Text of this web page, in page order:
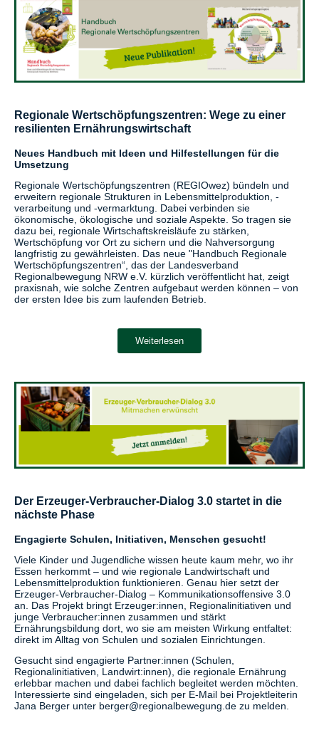
Regionale Wertschöpfungszentren: Wege zu einer
resilienten Ernährungswirtschaft
Neues Handbuch mit Ideen und Hilfestellungen für die
Umsetzung
Regionale Wertschöpfungszentren (REGIOwez) bündeln und
erweitern regionale Strukturen in Lebensmittelproduktion, -
verarbeitung und -vermarktung. Dabei verbinden sie
ökonomische, ökologische und soziale Aspekte. So tragen sie
dazu bei, regionale Wirtschaftskreisläufe zu stärken,
Wertschöpfung vor Ort zu sichern und die Nahversorgung
langfristig zu gewährleisten. Das neue "Handbuch Regionale
Wertschöpfungszentren“, das der Landesverband
Regionalbewegung NRW e.V. kürzlich veröffentlicht hat, zeigt
praxisnah, wie solche Zentren aufgebaut werden können – von
der ersten Idee bis zum laufenden Betrieb.
Weiterlesen
Der Erzeuger-Verbraucher-Dialog 3.0 startet in die
nächste Phase
Engagierte Schulen, Initiativen, Menschen gesucht!
Viele Kinder und Jugendliche wissen heute kaum mehr, wo ihr
Essen herkommt – und wie regionale Landwirtschaft und
Lebensmittelproduktion funktionieren. Genau hier setzt der
Erzeuger-Verbraucher-Dialog – Kommunikationsoffensive 3.0
an. Das Projekt bringt Erzeuger:innen, Regionalinitiativen und
junge Verbraucher:innen zusammen und stärkt
Ernährungsbildung dort, wo sie am meisten Wirkung entfaltet:
direkt im Alltag von Schulen und sozialen Einrichtungen.
Gesucht sind engagierte Partner:innen (Schulen,
Regionalinitiativen, Landwirt:innen), die regionale Ernährung
erlebbar machen und dabei fachlich begleitet werden möchten.
Interessierte sind eingeladen, sich per E-Mail bei Projektleiterin
Jana Berger unter berger@regionalbewegung.de zu melden.